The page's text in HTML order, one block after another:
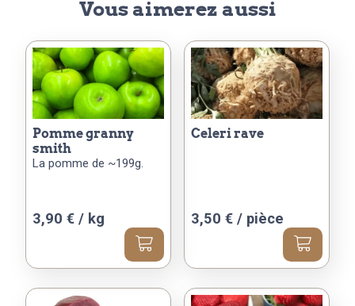
Vous aimerez aussi
pomme granny
smith
La pomme de ~199g.
3,90 € / kg
celeri rave
3,50 € / pièce